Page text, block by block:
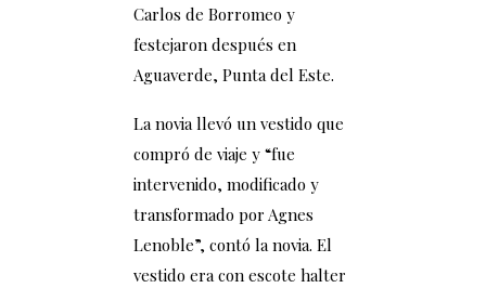
Carlos de Borromeo y
festejaron después en
Aguaverde, Punta del Este.
La novia llevó un vestido que
compró de viaje y “fue
intervenido, modificado y
transformado por Agnes
Lenoble”, contó la novia. El
vestido era con escote halter